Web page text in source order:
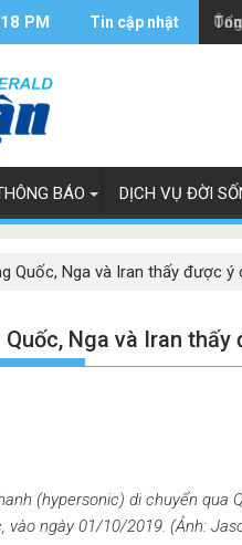
PM Tin cập nhật
BÁO DỊCH VỤ ĐỜI
Quốc, Nga và Iran thấy được
Nga và Iran
(hypersonic) di chuyển
vào ngày 01/10/2019. (Ảnh: